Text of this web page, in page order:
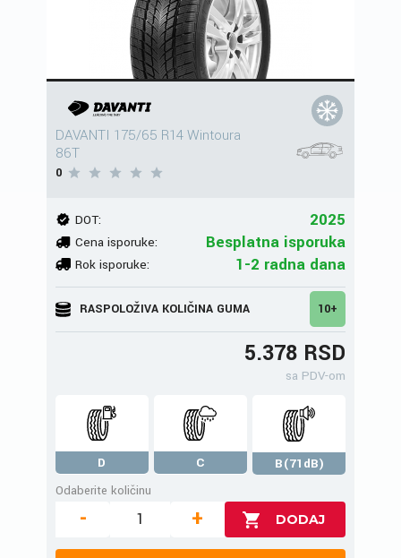
DAVANTI 175/65 R14 Wintoura
86T
0
DOT: 2025
Cena isporuke: Besplatna isporuka
Rok isporuke: 1-2 radna dana
RASPOLOŽIVA KOLIČINA GUMA 10+
5.378 RSD
sa PDV-om
D C
B(71dB)
Odaberite količinu
- +